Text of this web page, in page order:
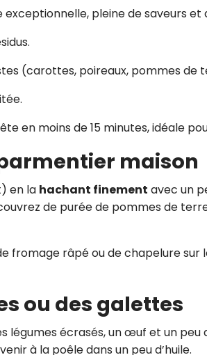
pleine de saveurs et
(carottes, poireaux, pommes de
en moins de 15 minutes, idéale
maison
en la hachant finement avec un
de purée de pommes de
fromage râpé ou de chapelure sur
ou des galettes
légumes écrasés, un œuf et un peu
à la poêle dans un peu d’huile.